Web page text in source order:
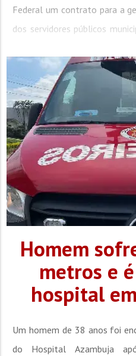
Federal um contrato para a
dos servidores públicos
prefeito Deco Batisti, do
Estratégica,...
Homem
metros e
hospital
Um homem de 38 anos foi
do Hospital Azambuja